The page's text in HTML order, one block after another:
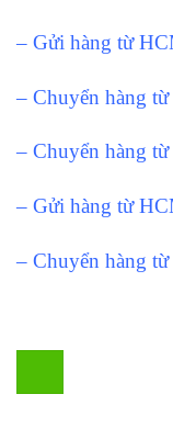
– Gửi hàng từ
– Chuyển hàng
– Chuyển hàng
– Gửi hàng từ
– Chuyển hàng